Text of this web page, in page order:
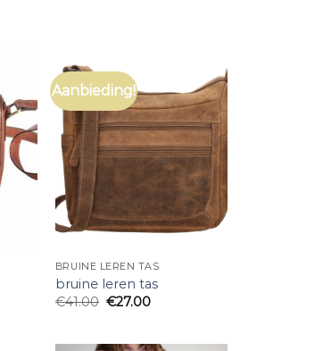
Aanbieding!
BRUINE LEREN TAS
bruine leren tas
€41.00 €27.00